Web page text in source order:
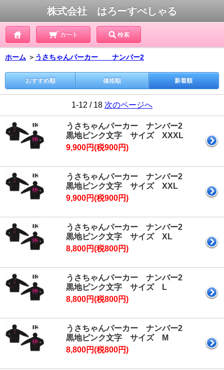
株式会社 はろーすぺしゃる
カート 検索
ホーム ＞ うさちゃんパーカー ナンバー2
おすすめ順 価格順 新着順
1-12 / 18 次のページへ
うさちゃんパーカー ナンバー2
黒地ピンク文字 サイズ XXXL
9,900円(税900円)
うさちゃんパーカー ナンバー2
黒地ピンク文字 サイズ XXL
9,900円(税900円)
うさちゃんパーカー ナンバー2
黒地ピンク文字 サイズ XL
8,800円(税800円)
うさちゃんパーカー ナンバー2
黒地ピンク文字 サイズ L
8,800円(税800円)
うさちゃんパーカー ナンバー2
黒地ピンク文字 サイズ M
8,800円(税800円)